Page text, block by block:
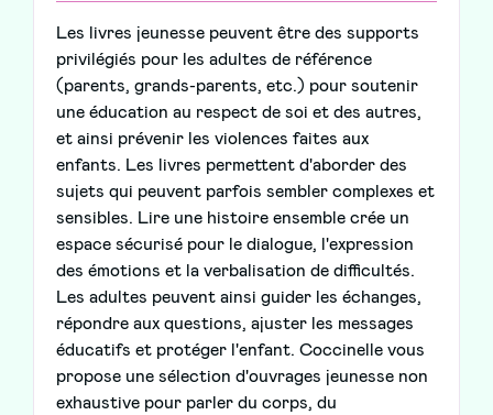
Les livres jeunesse peuvent être des supports
privilégiés pour les adultes de référence
(parents, grands-parents, etc.) pour soutenir
une éducation au respect de soi et des autres,
et ainsi prévenir les violences faites aux
enfants. Les livres permettent d'aborder des
sujets qui peuvent parfois sembler complexes et
sensibles. Lire une histoire ensemble crée un
espace sécurisé pour le dialogue, l'expression
des émotions et la verbalisation de difficultés.
Les adultes peuvent ainsi guider les échanges,
répondre aux questions, ajuster les messages
éducatifs et protéger l'enfant. Coccinelle vous
propose une sélection d'ouvrages jeunesse non
exhaustive pour parler du corps, du